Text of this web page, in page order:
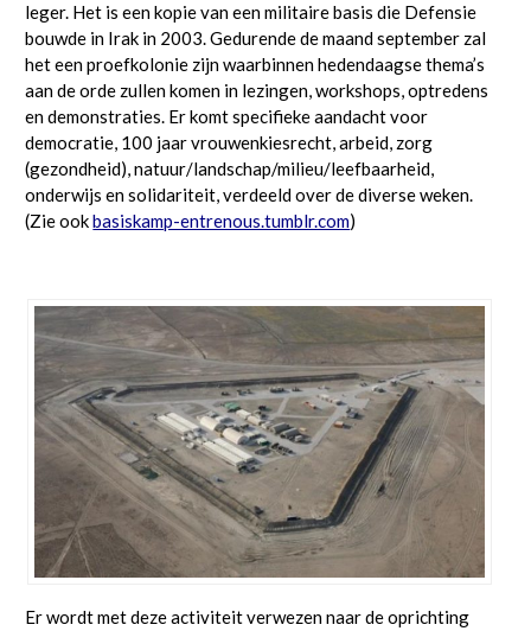
leger. Het is een kopie van een militaire basis die Defensie
bouwde in Irak in 2003. Gedurende de maand september zal
het een proefkolonie zijn waarbinnen hedendaagse thema’s
aan de orde zullen komen in lezingen, workshops, optredens
en demonstraties. Er komt specifieke aandacht voor
democratie, 100 jaar vrouwenkiesrecht, arbeid, zorg
(gezondheid), natuur/landschap/milieu/leefbaarheid,
onderwijs en solidariteit, verdeeld over de diverse weken.
(Zie ookbasiskamp-entrenous.tumblr.com)
Er wordt met deze activiteit verwezen naar de oprichting